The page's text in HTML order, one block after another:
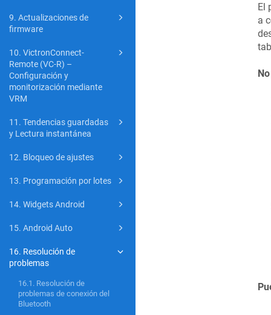
9. Actualizaciones de
firmware
10. VictronConnect-
Remote (VC-R) –
Configuración y
monitorización mediante
VRM
11. Tendencias guardadas
y Lectura instantánea
12. Bloqueo de ajustes
13. Programación por lotes
14. Widgets Android
15. Android Auto
16. Resolución de
problemas
16.1. Resolución de
problemas de conexión del
Bluetooth
El
a